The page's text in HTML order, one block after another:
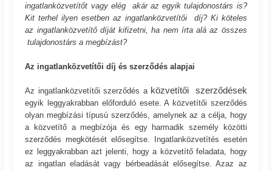
ingatlanközvetítőt vagy elég akár az egyik tulajdonostárs is?
Kit terhel ilyen esetben az ingatlanközvetítői díj? Ki köteles
az ingatlanközvetítő díját kifizetni, ha nem írta alá az összes
tulajdonostárs a megbízást?
Az ingatlanközvetítői díj és szerződés alapjai
Az ingatlanközvetítői szerződés a közvetítői szerződések
egyik leggyakrabban előforduló esete. A közvetítői szerződés
olyan megbízási típusú szerződés, amelynek az a célja, hogy
a közvetítő a megbízója és egy harmadik személy közötti
szerződés megkötését elősegítse. Ingatlanközvetítés esetén
ez leggyakrabban azt jelenti, hogy a közvetítő feladata, hogy
az ingatlan eladását vagy bérbeadását elősegítse. Azaz az